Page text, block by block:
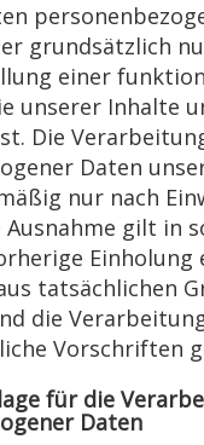
grundsätzlich
einer
unserer Inhalte
Die
Daten
nur nach
Ausnahme gilt in
Einholung
tatsächlichen
die
Vorschriften
für die
Daten